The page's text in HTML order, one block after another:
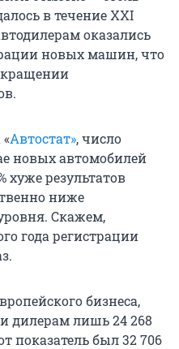
в течение XXI
оказались
новых машин, что
Автостат», число
новых автомобилей
хуже результатов
ниже
Скажем,
года регистрации
бизнеса,
дилерам лишь 24 268
показатель был 32 706